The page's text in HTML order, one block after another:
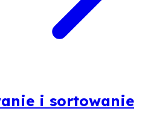
i sortowanie